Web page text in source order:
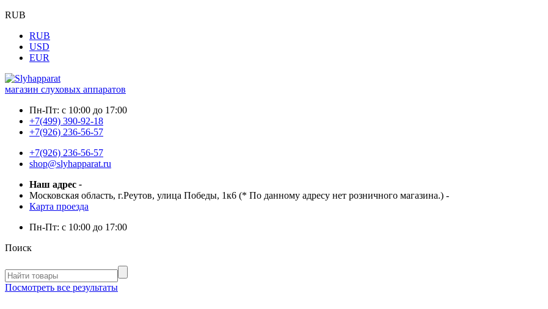
RUB
RUB
USD
EUR
магазин слуховых аппаратов
Пн-Пт: с 10:00 до 17:00
+7(499) 390-92-18
+7(926) 236-56-57
+7(926) 236-56-57
shop@slyhapparat.ru
Наш адрес -
Московская область, г.Реутов, улица Победы, 1к6 (* По данному адресу нет розничного магазина.) -
Карта проезда
Пн-Пт: с 10:00 до 17:00
Поиск
Посмотреть все результаты